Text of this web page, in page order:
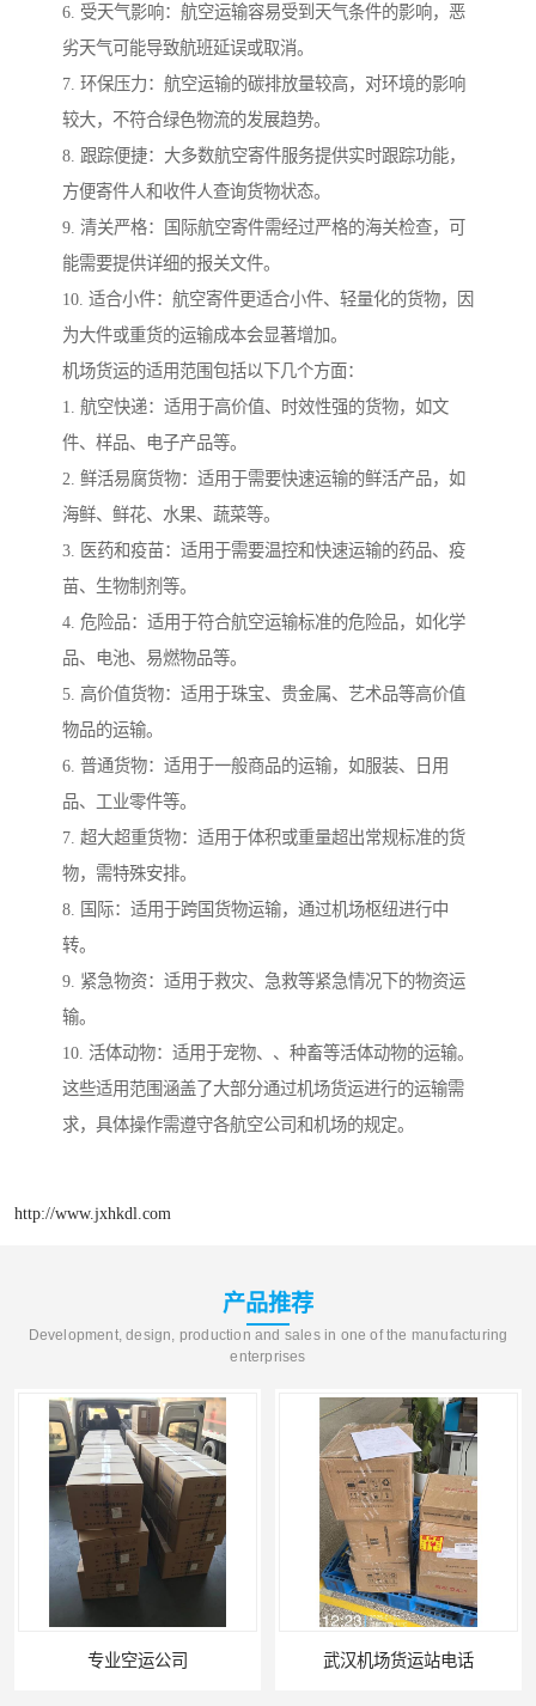
6. 受天气影响：航空运输容易受到天气条件的影响，恶
劣天气可能导致航班延误或取消。
7. 环保压力：航空运输的碳排放量较高，对环境的影响
较大，不符合绿色物流的发展趋势。
8. 跟踪便捷：大多数航空寄件服务提供实时跟踪功能，
方便寄件人和收件人查询货物状态。
9. 清关严格：国际航空寄件需经过严格的海关检查，可
能需要提供详细的报关文件。
10. 适合小件：航空寄件更适合小件、轻量化的货物，因
为大件或重货的运输成本会显著增加。
机场货运的适用范围包括以下几个方面：
1. 航空快递：适用于高价值、时效性强的货物，如文
件、样品、电子产品等。
2. 鲜活易腐货物：适用于需要快速运输的鲜活产品，如
海鲜、鲜花、水果、蔬菜等。
3. 医药和疫苗：适用于需要温控和快速运输的药品、疫
苗、生物制剂等。
4. 危险品：适用于符合航空运输标准的危险品，如化学
品、电池、易燃物品等。
5. 高价值货物：适用于珠宝、贵金属、艺术品等高价值
物品的运输。
6. 普通货物：适用于一般商品的运输，如服装、日用
品、工业零件等。
7. 超大超重货物：适用于体积或重量超出常规标准的货
物，需特殊安排。
8. 国际：适用于跨国货物运输，通过机场枢纽进行中
转。
9. 紧急物资：适用于救灾、急救等紧急情况下的物资运
输。
10. 活体动物：适用于宠物、、种畜等活体动物的运输。
这些适用范围涵盖了大部分通过机场货运进行的运输需
求，具体操作需遵守各航空公司和机场的规定。
http://www.jxhkdl.com
产品推荐
Development, design, production and sales in one of the manufacturing
enterprises
武汉机场货运站电话 西宁航空物流